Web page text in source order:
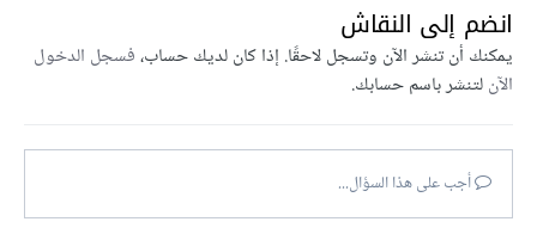
انضم إلى النقاش
يمكنك أن تنشر الآن وتسجل لاحقًا. إذا كان لديك حساب،فسجل الدخول
الآنلتنشر باسم حسابك.
أجب على هذا السؤال...